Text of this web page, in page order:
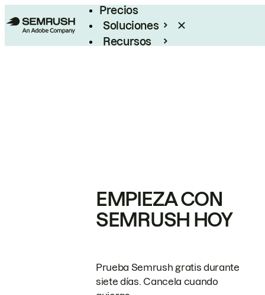
Precios
Soluciones
Recursos
EMPIEZA CON
SEMRUSH HOY
Prueba Semrush gratis durante
siete días. Cancela cuando